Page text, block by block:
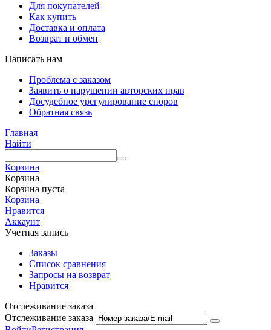
Для покупателей
Как купить
Доставка и оплата
Возврат и обмен
Написать нам
Проблема с заказом
Заявить о нарушении авторских прав
Досудебное урегулирование споров
Обратная связь
Главная
Найти
Корзина
Корзина
Корзина пуста
Корзина
Нравится
Аккаунт
Учетная запись
Заказы
Список сравнения
Запросы на возврат
Нравится
Отслеживание заказа
Отслеживание заказа